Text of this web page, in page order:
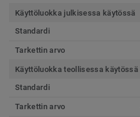
Käyttöluokka julkisessa käytössä
Standardi
Tarkettin arvo
Käyttöluokka teollisessa käytössä
Standardi
Tarkettin arvo